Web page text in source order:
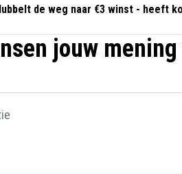
de weg naar €3 winst - heeft
jouw